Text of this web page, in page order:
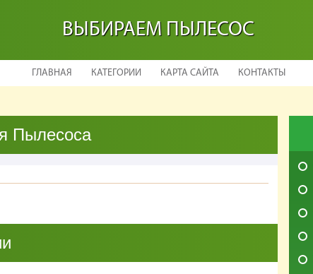
ВЫБИРАЕМ ПЫЛЕСОС
ГЛАВНАЯ КАТЕГОРИИ КАРТА САЙТА КОНТАКТЫ
Пылесоса